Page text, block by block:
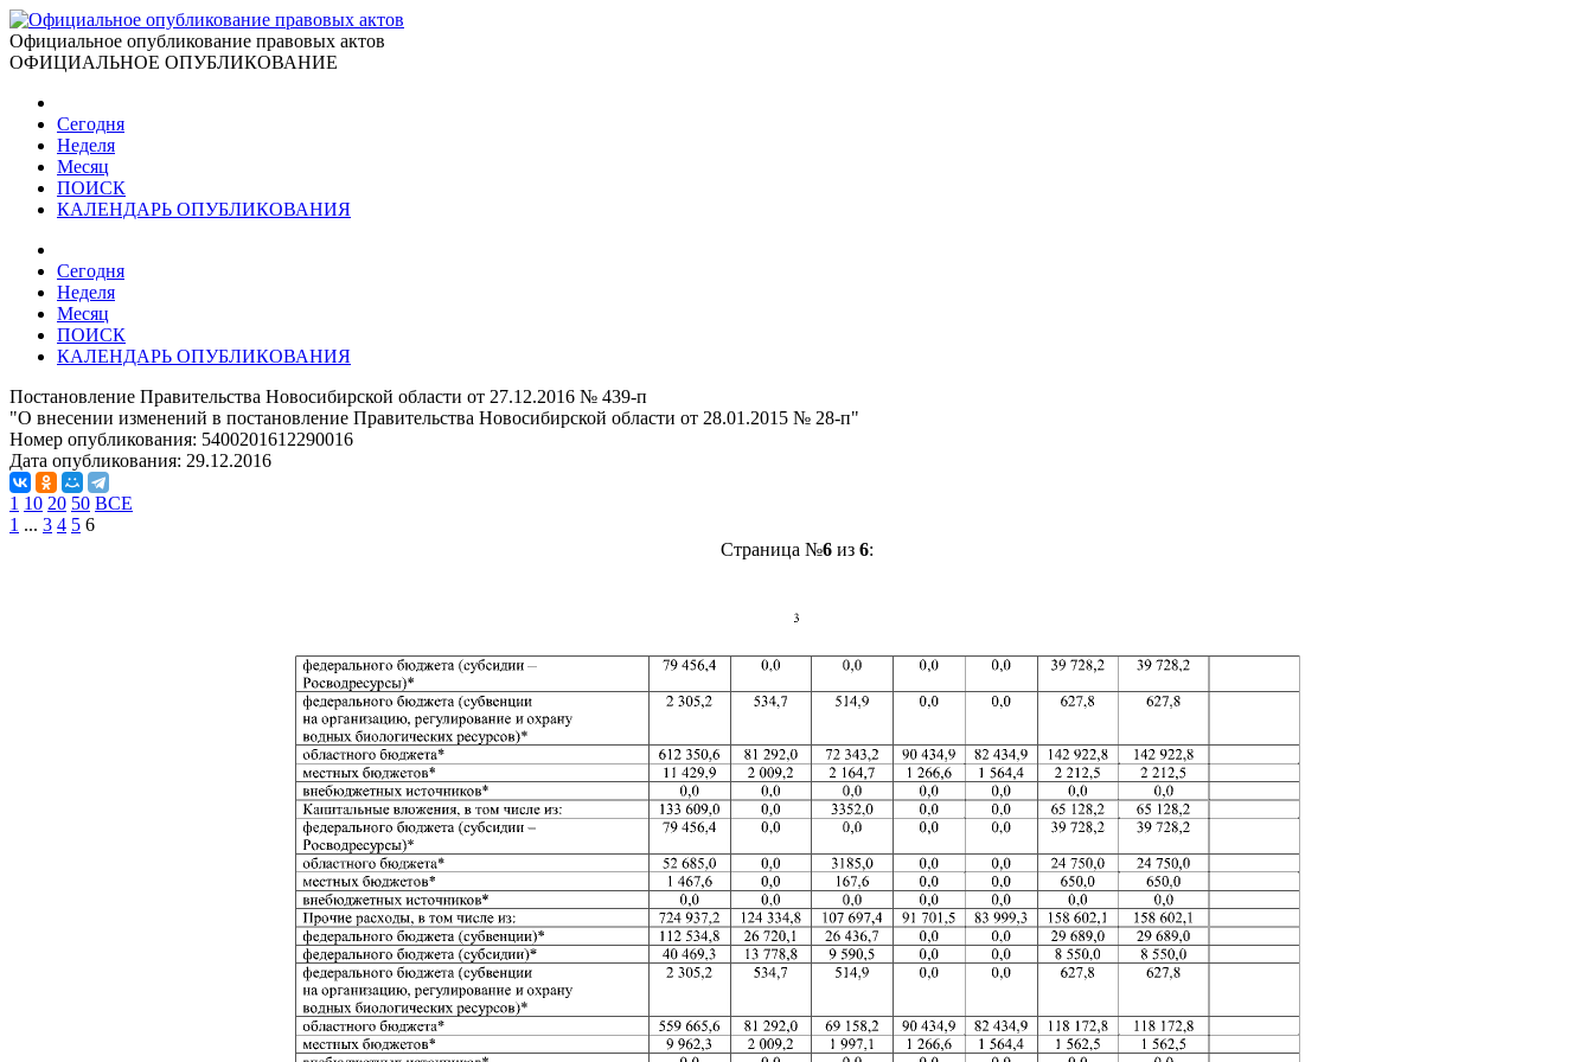
Официальное опубликование правовых актов
ОФИЦИАЛЬНОЕ ОПУБЛИКОВАНИЕ
Сегодня
Неделя
Месяц
ПОИСК
КАЛЕНДАРЬ ОПУБЛИКОВАНИЯ
Сегодня
Неделя
Месяц
ПОИСК
КАЛЕНДАРЬ ОПУБЛИКОВАНИЯ
Постановление Правительства Новосибирской области от 27.12.2016 № 439-п
"О внесении изменений в постановление Правительства Новосибирской области от 28.01.2015 № 28-п"
Номер опубликования: 5400201612290016
Дата опубликования: 29.12.2016
1 10 20 50 ВСЕ
1 ... 3 4 5 6
Страница №6из 6: